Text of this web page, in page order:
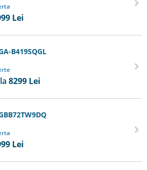
Lei
B419SQGL
8299 Lei
Lei